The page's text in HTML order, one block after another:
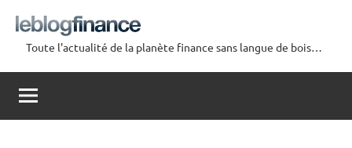
contenu
Le
Blog
Finance
Toute l'actualité de la planète finance sans langue de bois…